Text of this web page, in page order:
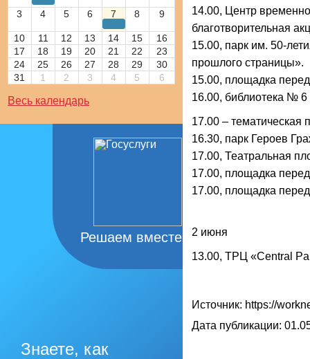
3 4 5 6 7 8 9
10 11 12 13 14 15
16
17
18 19 20 21 22
23
24
25 26 27 28 29
30
31
1 2 3 4 5 6
Весь календарь
Решаем вместе
Знаете, как
14.00, Центр
благотворительная
15.00, парк им. 50-
прошлого страницы».
15.00, площадка
16.00, библиотека №
17.00 – тематическая
16.30, парк Героев
17.00, Театральная
17.00, площадка
17.00, площадка
2 июня
13.00, ТРЦ «Central
Источник: https://
Дата публикации: